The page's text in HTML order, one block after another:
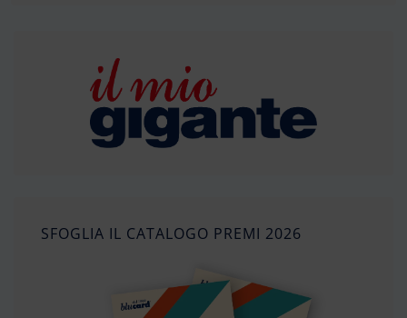
SFOGLIA IL CATALOGO PREMI 2026